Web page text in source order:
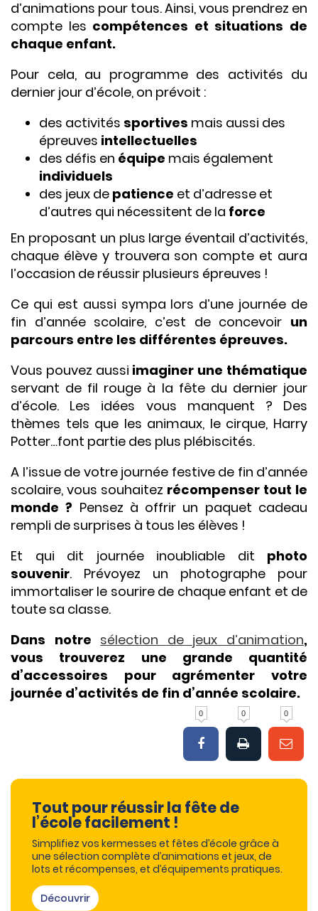
d’animations pour tous. Ainsi, vous prendrez en
compte les compétences et situations de
chaque enfant.
Pour cela, au programme des activités du
dernier jour d’école, on prévoit :
des activités sportives mais aussi des
épreuves intellectuelles
des défis en équipe mais également
individuels
des jeux de patience et d’adresse et
d’autres qui nécessitent de la force
En proposant un plus large éventail d’activités,
chaque élève y trouvera son compte et aura
l’occasion de réussir plusieurs épreuves !
Ce qui est aussi sympa lors d’une journée de
fin d’année scolaire, c’est de concevoir un
parcours entre les différentes épreuves.
Vous pouvez aussi imaginer une thématique
servant de fil rouge à la fête du dernier jour
d’école. Les idées vous manquent ? Des
thèmes tels que les animaux, le cirque, Harry
Potter…font partie des plus plébiscités.
A l’issue de votre journée festive de fin d’année
scolaire, vous souhaitez récompenser tout le
monde ? Pensez à offrir un paquet cadeau
rempli de surprises à tous les élèves !
Et qui dit journée inoubliable dit photo
souvenir. Prévoyez un photographe pour
immortaliser le sourire de chaque enfant et de
toute sa classe.
Dans notre sélection de jeux d’animation,
vous trouverez une grande quantité
d’accessoires pour agrémenter votre
journée d’activités de fin d’année scolaire.
0 0 0
Tout pour réussir la fête de
l’école facilement !
Simplifiez vos kermesses et fêtes d’école grâce à
une sélection complète d’animations et jeux, de
lots et récompenses, et d’équipements pratiques.
Découvrir